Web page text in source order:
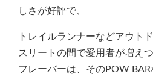
しさが好評で、
トレイルランナーなどアウト
スリートの間で愛用者が増え
フレーバーは、そのPOW